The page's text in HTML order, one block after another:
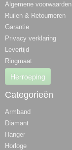
Algemene voorwaarden
Ruilen & Retourneren
Garantie
Privacy verklaring
Levertijd
Ringmaat
Herroeping
Categorieën
Armband
Diamant
Hanger
Horloge